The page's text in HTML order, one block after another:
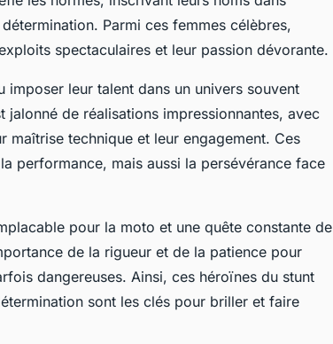
Parmi ces femmes célèbres,
spectaculaires et leur passion dévorante.
imposer leur talent dans un univers souvent
de réalisations impressionnantes, avec
maîtrise technique et leur engagement. Ces
performance, mais aussi la persévérance face
pour la moto et une quête constante de
de la rigueur et de la patience pour
dangereuses. Ainsi, ces héroïnes du stunt
sont les clés pour briller et faire